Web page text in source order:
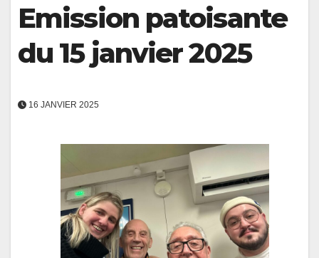
Emission patoisante
du 15 janvier 2025
16 JANVIER 2025